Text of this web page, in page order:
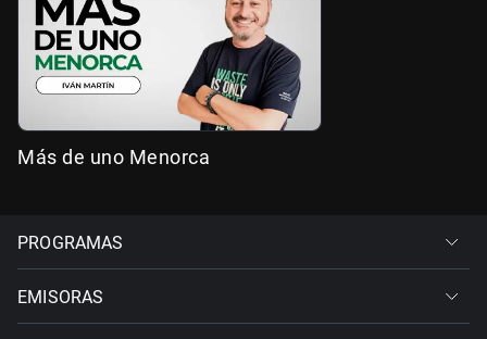
Más de uno Menorca
PROGRAMAS
EMISORAS